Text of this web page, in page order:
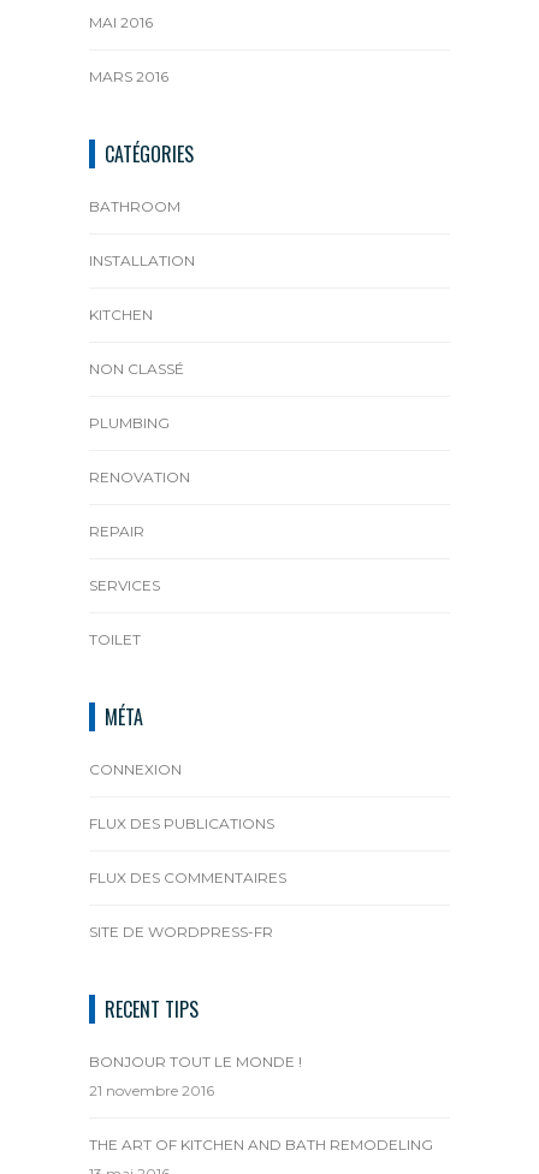
MAI 2016
MARS 2016
CATÉGORIES
BATHROOM
INSTALLATION
KITCHEN
NON CLASSÉ
PLUMBING
RENOVATION
REPAIR
SERVICES
TOILET
MÉTA
CONNEXION
FLUX DES PUBLICATIONS
FLUX DES COMMENTAIRES
SITE DE WORDPRESS-FR
RECENT TIPS
BONJOUR TOUT LE MONDE !
21 novembre 2016
THE ART OF KITCHEN AND BATH REMODELING